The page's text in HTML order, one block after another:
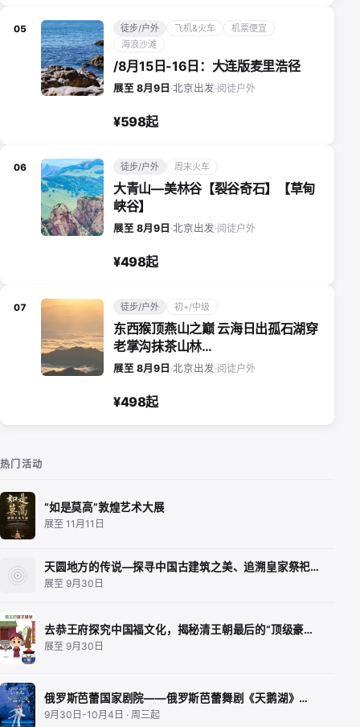
05 徒步/户外 飞机&火车
机票便宜
海浪沙滩
/8月15日-16日：大连版麦里浩径
展至 8月9日 ·北京出发·阅徒户外
¥598起
06 徒步/户外 周末火车
大青山—美林谷【裂谷奇石】【草甸
峡谷】
展至 8月9日 ·北京出发·阅徒户外
¥498起
07 徒步/户外 初+/中级
东西猴顶燕山之巅 云海日出孤石湖穿
老掌沟抹茶山林…
展至 8月9日 ·北京出发·阅徒户外
¥498起
热门活动
“如是莫高”敦煌艺术大展
展至 11月11日
天圆地方的传说—探寻中国古建筑之美、追溯皇家祭祀…
展至 9月30日
去恭王府探究中国福文化，揭秘清王朝最后的“顶级豪…
展至 9月30日
俄罗斯芭蕾国家剧院——俄罗斯芭蕾舞剧《天鹅湖》…
9月30日-10月4日 · 周三起